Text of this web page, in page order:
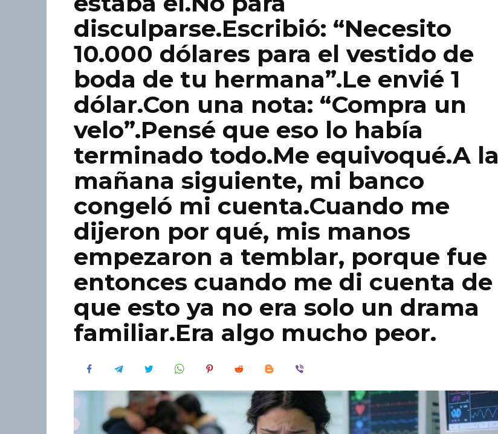
disculparse.Escribió: “Necesito
10.000 dólares para el vestido de
boda de tu hermana”.Le envié 1
dólar.Con una nota: “Compra un
velo”.Pensé que eso lo había
terminado todo.Me equivoqué.A la
mañana siguiente, mi banco
congeló mi cuenta.Cuando me
dijeron por qué, mis manos
empezaron a temblar, porque fue
entonces cuando me di cuenta de
que esto ya no era solo un drama
familiar.Era algo mucho peor.